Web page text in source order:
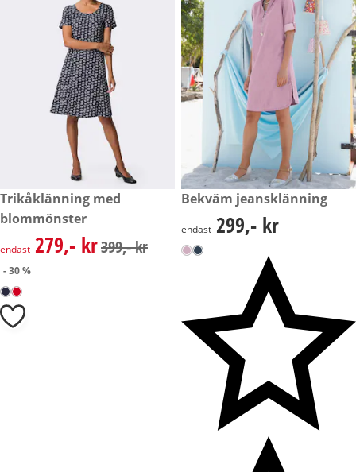
rabatterat pris: 279,- kr, tidigare pris: 399,- kr
- 30 %
Trikåklänning med
blommönster
rabatterat pris: 279,- kr, tidigare pris: 399,- kr
endast 279,- kr399,- kr
- 30 %
299,- kr
Bekväm jeansklänning
299,- kr
endast 299,- kr